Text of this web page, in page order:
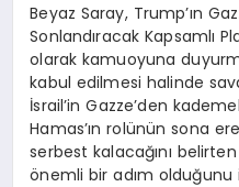
Beyaz Saray, Trump’ın
Sonlandıracak Kapsamlı
olarak kamuoyuna
kabul edilmesi halinde
İsrail’in Gazze’den
Hamas’ın rolünün sona
serbest kalacağını
önemli bir adım